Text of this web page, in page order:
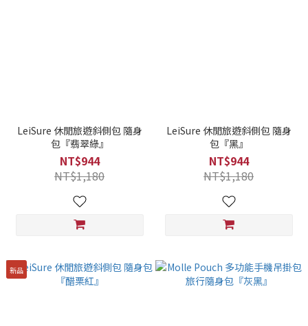
LeiSure 休閒旅遊斜側包 隨身
包『翡翠綠』
NT$944
NT$1,180
LeiSure 休閒旅遊斜側包 隨身
包『黑』
NT$944
NT$1,180
新品